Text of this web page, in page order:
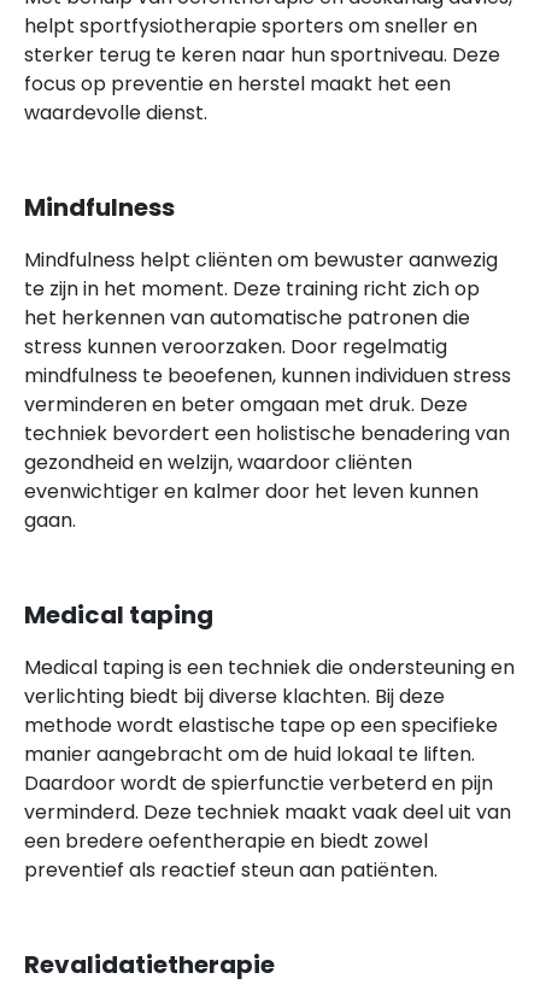
helpt sportfysiotherapie sporters om sneller en
sterker terug te keren naar hun sportniveau. Deze
focus op preventie en herstel maakt het een
waardevolle dienst.
Mindfulness
Mindfulness helpt cliënten om bewuster aanwezig
te zijn in het moment. Deze training richt zich op
het herkennen van automatische patronen die
stress kunnen veroorzaken. Door regelmatig
mindfulness te beoefenen, kunnen individuen stress
verminderen en beter omgaan met druk. Deze
techniek bevordert een holistische benadering van
gezondheid en welzijn, waardoor cliënten
evenwichtiger en kalmer door het leven kunnen
gaan.
Medical taping
Medical taping is een techniek die ondersteuning en
verlichting biedt bij diverse klachten. Bij deze
methode wordt elastische tape op een specifieke
manier aangebracht om de huid lokaal te liften.
Daardoor wordt de spierfunctie verbeterd en pijn
verminderd. Deze techniek maakt vaak deel uit van
een bredere oefentherapie en biedt zowel
preventief als reactief steun aan patiënten.
Revalidatietherapie